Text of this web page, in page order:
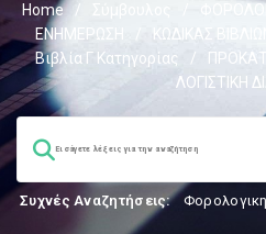
Home / Σύμβουλος
ΕΝΗΜΕΡΩΣΗ
ΚΩΔΙΚΑΣ
Βιβλία Γ Κατηγορίας
/
ΛΟΓΙΣΤΙΚΗ
Συχνές Αναζητήσεις: